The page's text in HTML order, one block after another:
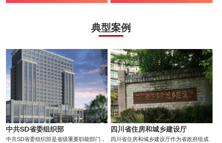
典型案例
中共SD省委组织部
中共SD省委组织部是省级重要职能部门，
四川省住房和城乡建设厅
四川省住房和城乡建设厅作为省政府组成